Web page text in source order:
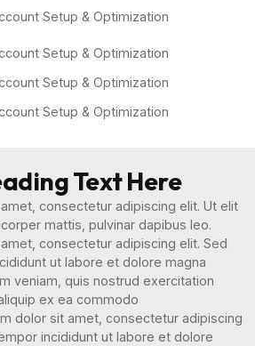
Setup & Optimization
Setup & Optimization
Setup & Optimization
Setup & Optimization
Text Here
consectetur adipiscing elit. Ut elit
mattis, pulvinar dapibus leo.
consectetur adipiscing elit. Sed
ut labore et dolore magna
veniam, quis nostrud exercitation
ex ea commodo
dolor sit amet, consectetur adipiscing
incididunt ut labore et dolore